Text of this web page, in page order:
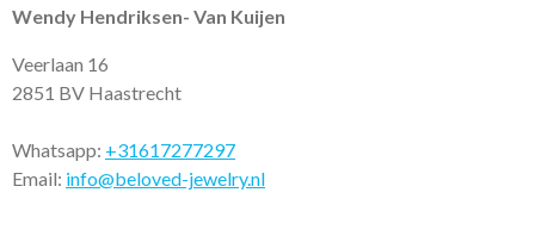
p
r
m
o
Wendy Hendriksen- Van Kuijen
Veerlaan 16
2851 BV Haastrecht
Whatsapp: +31617277297
Email: info@beloved-jewelry.nl